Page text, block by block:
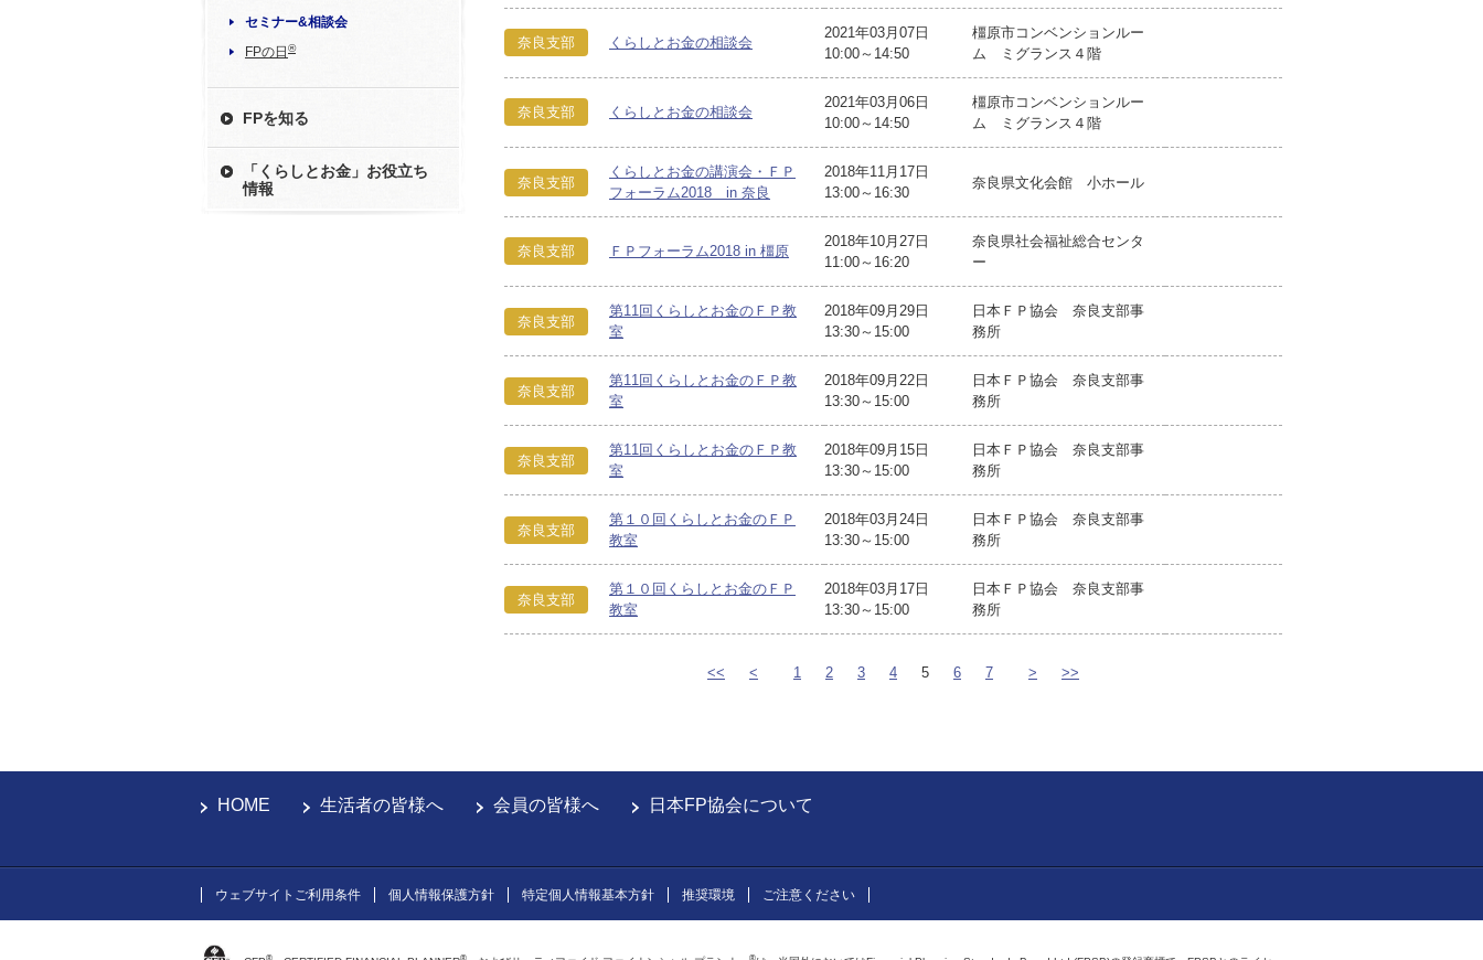
セミナー&相談会
FPの日 ®
FPを知る
「くらしとお金」お役立ち
情報
奈良支部 くらしとお金の相談会
2021年03月07日
10:00～14:50
橿原市コンベンションルー
ム ミグランス４階
奈良支部 くらしとお金の相談会
2021年03月06日
10:00～14:50
橿原市コンベンションルー
ム ミグランス４階
奈良支部
くらしとお金の講演会・ＦＰ
フォーラム2018 in 奈良
2018年11月17日
13:00～16:30
奈良県文化会館 小ホール
奈良支部 ＦＰフォーラム2018 in 橿原
2018年10月27日
11:00～16:20
奈良県社会福祉総合センタ
ー
奈良支部
第11回くらしとお金のＦＰ教
室
2018年09月29日
13:30～15:00
日本ＦＰ協会 奈良支部事
務所
奈良支部
第11回くらしとお金のＦＰ教
室
2018年09月22日
13:30～15:00
日本ＦＰ協会 奈良支部事
務所
奈良支部
第11回くらしとお金のＦＰ教
室
2018年09月15日
13:30～15:00
日本ＦＰ協会 奈良支部事
務所
奈良支部
第１０回くらしとお金のＦＰ
教室
2018年03月24日
13:30～15:00
日本ＦＰ協会 奈良支部事
務所
奈良支部
第１０回くらしとお金のＦＰ
教室
2018年03月17日
13:30～15:00
日本ＦＰ協会 奈良支部事
務所
<< < 1 2 3 4 5 6 7 > >>
HOME 生活者の皆様へ 会員の皆様へ 日本FP協会について
ウェブサイトご利用条件 個人情報保護方針 特定個人情報基本方針 推奨環境 ご注意ください
® ® ®